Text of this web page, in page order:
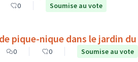
0 Soumise au vote
pique-nique dans le jardin
0 0 Soumise au vote